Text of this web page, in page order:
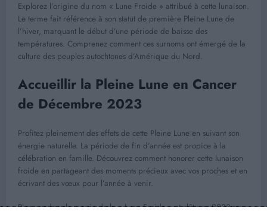
Explorez l’origine du nom « Lune Froide » attribué à cette lunaison.
Le terme fait référence à son statut de première Pleine Lune de
l’hiver, marquant le début d’une période de baisse des
températures. Comprenez comment ces surnoms ont émergé de la
culture des peuples autochtones d’Amérique du Nord.
Accueillir la Pleine Lune en Cancer
de Décembre 2023
Profitez pleinement des effets de cette Pleine Lune en suivant son
énergie naturelle. La période de fin d’année est propice à la
célébration en famille. Découvrez comment honorer cette lunaison
froide en partageant des moments précieux avec vos proches et en
écrivant des vœux pour l’année à venir.
Plongez dans la magie de la « Lune Froide » et clôturez 2023 sous